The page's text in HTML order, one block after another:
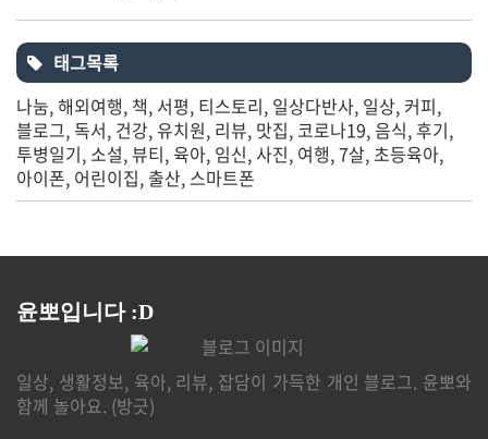
태그목록
나눔 해외여행 책 서평 티스토리 일상다반사 일상 커피
블로그 독서 건강 유치원 리뷰 맛집 코로나19 음식 후기
투병일기 소설 뷰티 육아 임신 사진 여행 7살 초등육아
아이폰 어린이집 출산 스마트폰
윤뽀입니다 :D
일상, 생활정보, 육아, 리뷰, 잡담이 가득한 개인 블로그. 윤뽀와
함께 놀아요. (방긋)